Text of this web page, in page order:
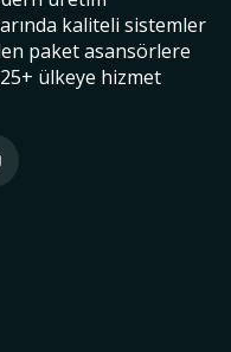
kaliteli sistemler
paket asansörlere
ülkeye hizmet